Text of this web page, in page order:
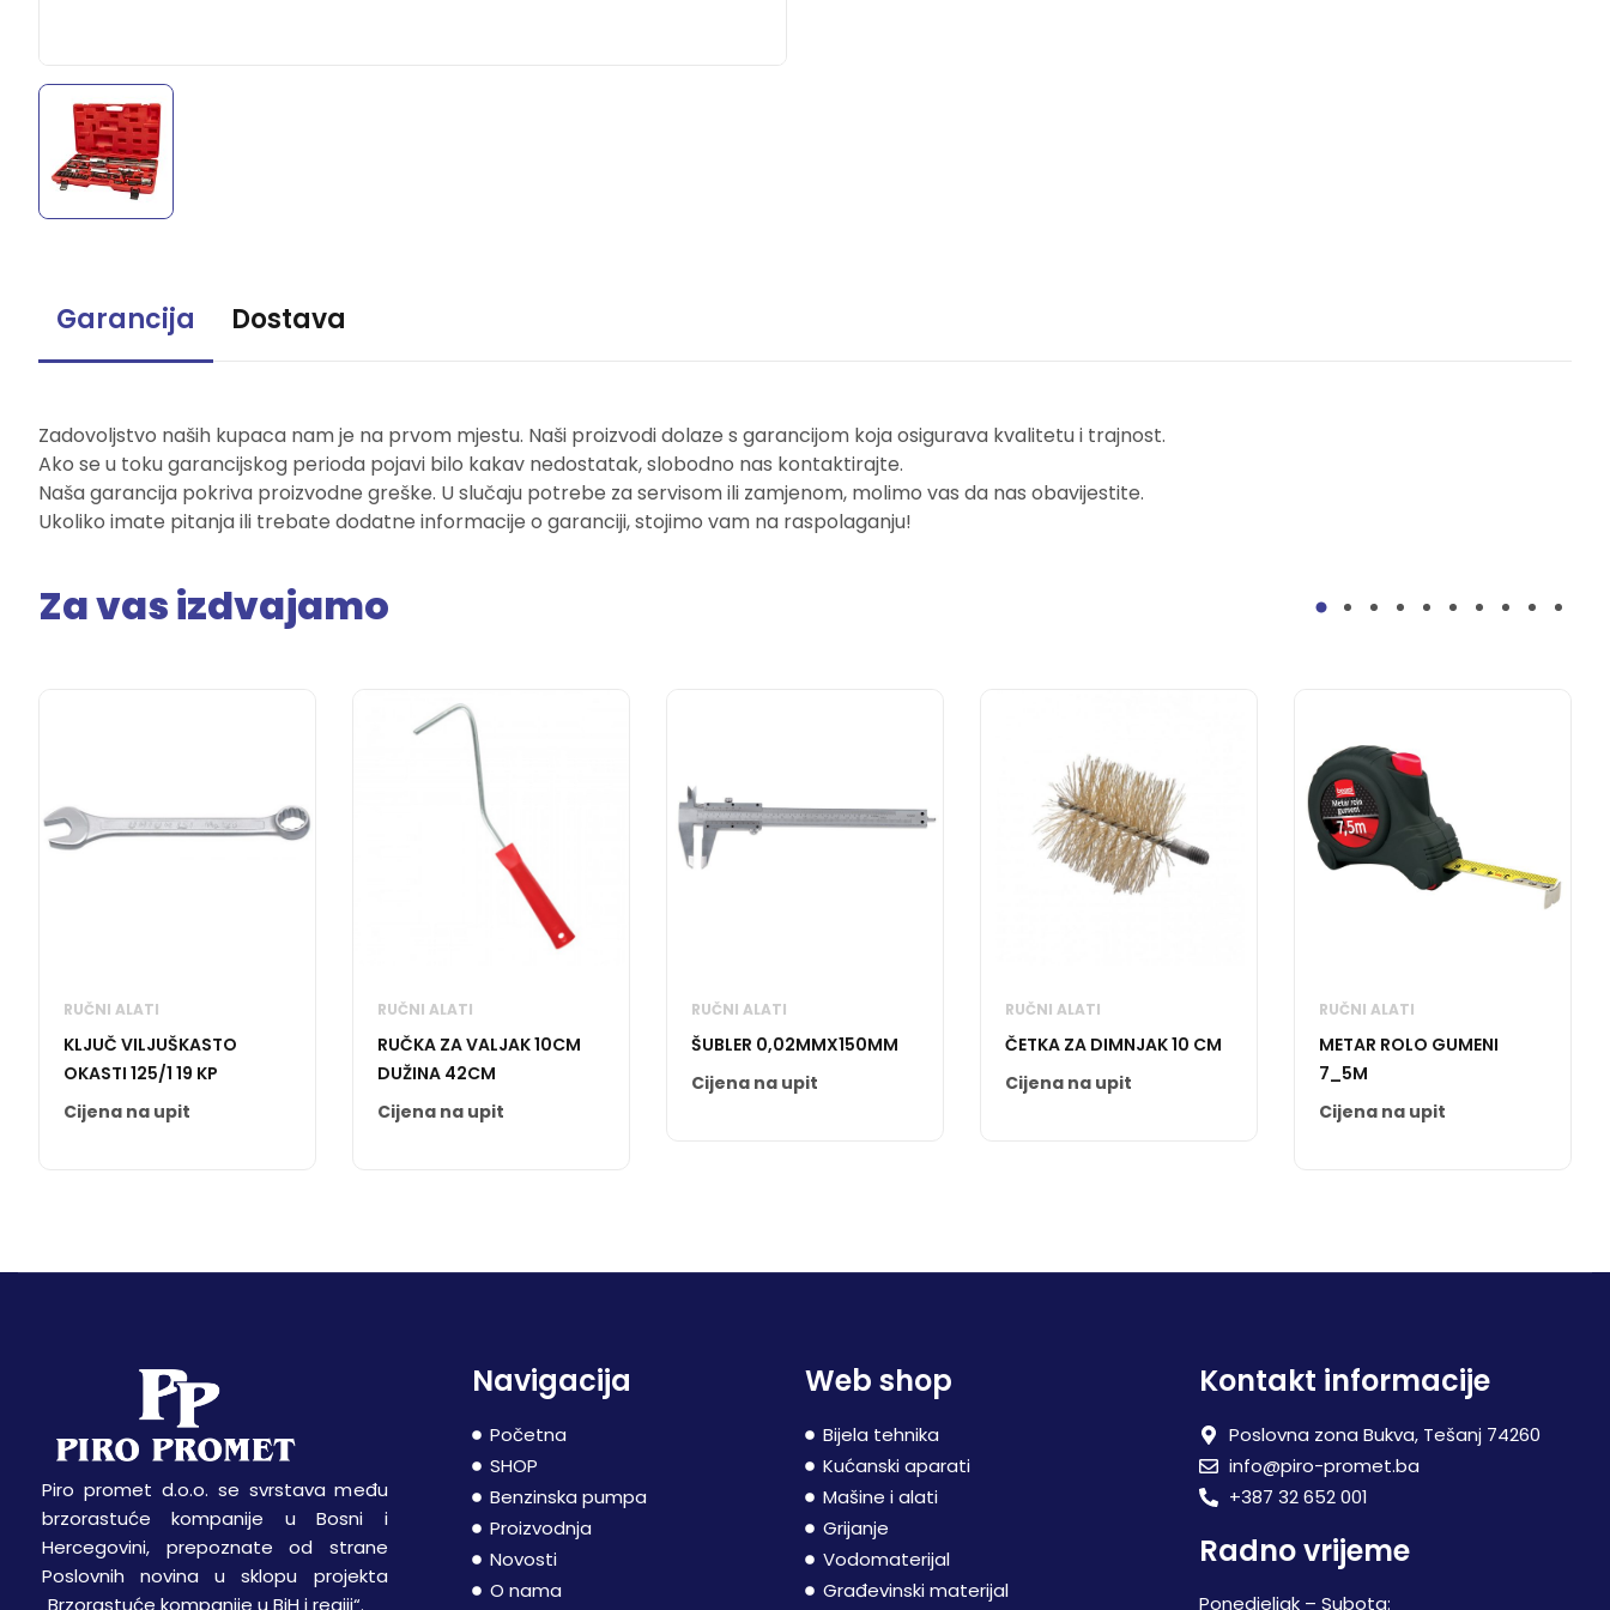
Garancija Dostava
Zadovoljstvo naših kupaca nam je na prvom mjestu. Naši proizvodi dolaze s garancijom koja osigurava kvalitetu i trajnost.
Ako se u toku garancijskog perioda pojavi bilo kakav nedostatak, slobodno nas kontaktirajte.
Naša garancija pokriva proizvodne greške. U slučaju potrebe za servisom ili zamjenom, molimo vas da nas obavijestite.
Ukoliko imate pitanja ili trebate dodatne informacije o garanciji, stojimo vam na raspolaganju!
Za vas izdvajamo
RUČNI ALATI
KLJUČ VILJUŠKASTO
OKASTI 125/1 19 KP
Cijena na upit
RUČNI ALATI
RUČKA ZA VALJAK 10CM
DUŽINA 42CM
Cijena na upit
RUČNI ALATI
ŠUBLER 0,02MMX150MM
Cijena na upit
RUČNI ALATI
ČETKA ZA DIMNJAK 10 CM
Cijena na upit
RUČNI ALATI
METAR ROLO GUMENI
7_5M
Cijena na upit
Piro promet d.o.o. se svrstava među
brzorastuće kompanije u Bosni i
Hercegovini, prepoznate od strane
Poslovnih novina u sklopu projekta
Navigacija
Početna
SHOP
Benzinska pumpa
Proizvodnja
Novosti
O nama
Web shop
Bijela tehnika
Kućanski aparati
Mašine i alati
Grijanje
Vodomaterijal
Građevinski materijal
Kontakt informacije
Poslovna zona Bukva, Tešanj 74260
info@piro-promet.ba
+387 32 652 001
Radno vrijeme
Ponedjeljak – Subota: